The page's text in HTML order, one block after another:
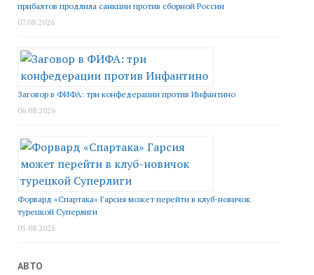
прибалтов продлила санкции против сборной России
07.08.2026
Заговор в ФИФА: три конфедерации против Инфантино
06.08.2026
Форвард «Спартака» Гарсия может перейти в клуб-новичок
турецкой Суперлиги
05.08.2026
АВТО